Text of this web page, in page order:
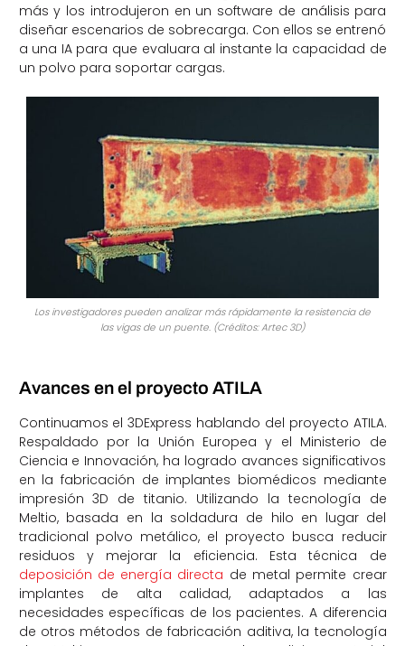
más y los introdujeron en un software de análisis para
diseñar escenarios de sobrecarga. Con ellos se entrenó
a una IA para que evaluara al instante la capacidad de
un polvo para soportar cargas.
Los investigadores pueden analizar más rápidamente la resistencia de
las vigas de un puente. (Créditos: Artec 3D)
Avances en el proyecto ATILA
Continuamos el 3DExpress hablando del proyecto ATILA.
Respaldado por la Unión Europea y el Ministerio de
Ciencia e Innovación, ha logrado avances significativos
en la fabricación de implantes biomédicos mediante
impresión 3D de titanio. Utilizando la tecnología de
Meltio, basada en la soldadura de hilo en lugar del
tradicional polvo metálico, el proyecto busca reducir
residuos y mejorar la eficiencia. Esta técnica de
deposición de energía directa de metal permite crear
implantes de alta calidad, adaptados a las
necesidades específicas de los pacientes. A diferencia
de otros métodos de fabricación aditiva, la tecnología